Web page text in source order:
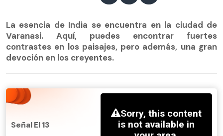
La esencia de India se encuentra en la ciudad de
Varanasi. Aquí, puedes encontrar fuertes
contrastes en los paisajes, pero además, una gran
devoción en los creyentes.
Señal El 13